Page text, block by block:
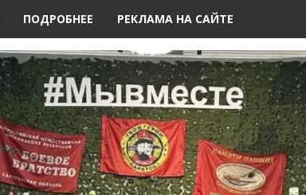
ПОДРОБНЕЕ РЕКЛАМА НА САЙТЕ